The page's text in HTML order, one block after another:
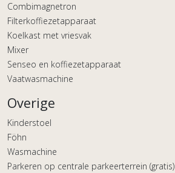
Combimagnetron
Filterkoffiezetapparaat
Koelkast met vriesvak
Mixer
Senseo en koffiezetapparaat
Vaatwasmachine
Overige
Kinderstoel
Föhn
Wasmachine
Parkeren op centrale parkeerterrein (gratis)